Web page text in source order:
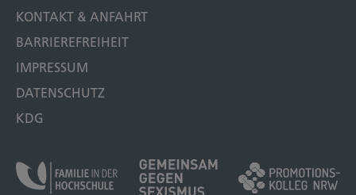
KONTAKT & ANFAHRT
BARRIEREFREIHEIT
IMPRESSUM
DATENSCHUTZ
KDG